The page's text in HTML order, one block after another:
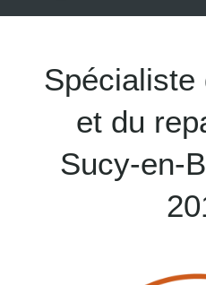
Spécialiste
et du
Sucy-en-